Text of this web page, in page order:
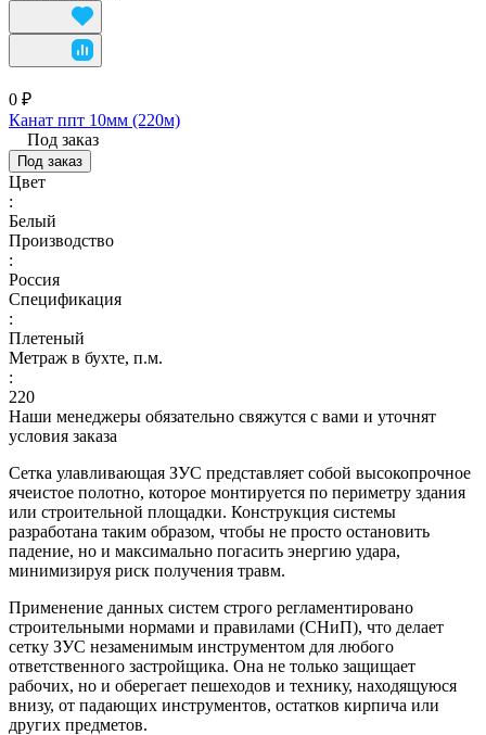
0 ₽
Канат ппт 10мм (220м)
Под заказ
Под заказ
Цвет
:
Белый
Производство
:
Россия
Спецификация
:
Плетеный
Метраж в бухте, п.м.
:
220
Наши менеджеры обязательно свяжутся с вами и уточнят
условия заказа
Сетка улавливающая ЗУС представляет собой высокопрочное
ячеистое полотно, которое монтируется по периметру здания
или строительной площадки. Конструкция системы
разработана таким образом, чтобы не просто остановить
падение, но и максимально погасить энергию удара,
минимизируя риск получения травм.
Применение данных систем строго регламентировано
строительными нормами и правилами (СНиП), что делает
сетку ЗУС незаменимым инструментом для любого
ответственного застройщика. Она не только защищает
рабочих, но и оберегает пешеходов и технику, находящуюся
внизу, от падающих инструментов, остатков кирпича или
других предметов.